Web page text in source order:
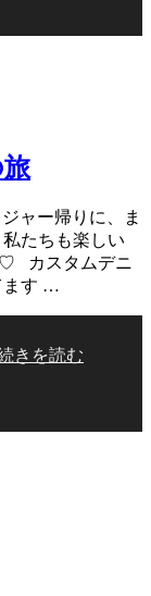
ャー帰りに、ま
たちも楽しい
♡ カスタムデニ
ます …
きを読む